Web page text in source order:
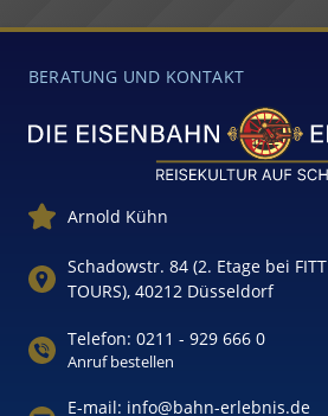
BERATUNG UND KONTAKT
Arnold Kühn
Schadowstr. 84 (2. Etage bei FITT
TOURS), 40212 Düsseldorf
Telefon: 0211 - 929 666 0
Anruf bestellen
E-mail: info@bahn-erlebnis.de